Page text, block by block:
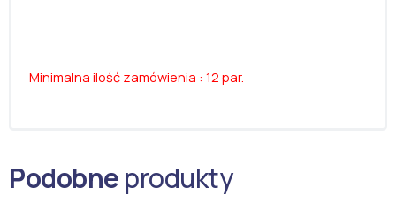
Minimalna ilość zamówienia : 12 par.
Podobneprodukty